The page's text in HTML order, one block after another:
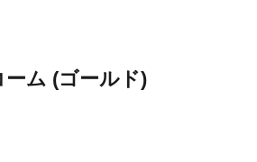
ム (ゴールド)